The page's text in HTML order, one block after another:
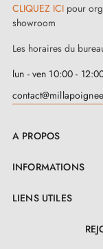
CLIQUEZ ICI pour
showroom
Les horaires du
lun - ven 10:00 -
A PROPOS
INFORMATIONS
LIENS UTILES